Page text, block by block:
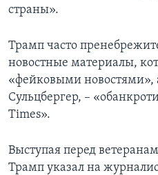
страны».
Трамп часто
новостные материалы,
«фейковыми новостями»,
Сульцбергер, –
Times».
Выступая перед
Трамп указал на